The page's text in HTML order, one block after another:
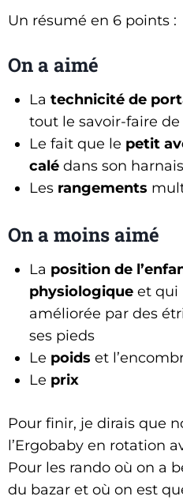
Un résumé en 6 points :
On a aimé
La technicité de
tout le savoir-faire
Le fait que le petit
calé dans son
Les rangements
On a moins aimé
La position de
physiologique et qui
améliorée par des
ses pieds
Le poids et
Le prix
Pour finir, je dirais que
l’Ergobaby en rotation
Pour les rando où on a
du bazar et où on est